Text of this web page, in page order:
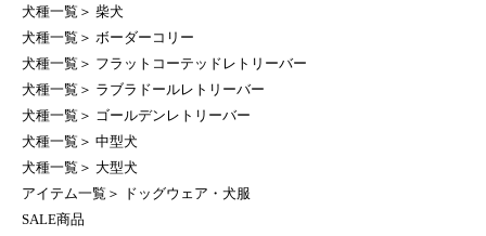
犬種一覧 ＞ 柴犬
犬種一覧 ＞ ボーダーコリー
犬種一覧 ＞ フラットコーテッドレトリーバー
犬種一覧 ＞ ラブラドールレトリーバー
犬種一覧 ＞ ゴールデンレトリーバー
犬種一覧 ＞ 中型犬
犬種一覧 ＞ 大型犬
アイテム一覧 ＞
ドッグウェア・犬服
SALE商品